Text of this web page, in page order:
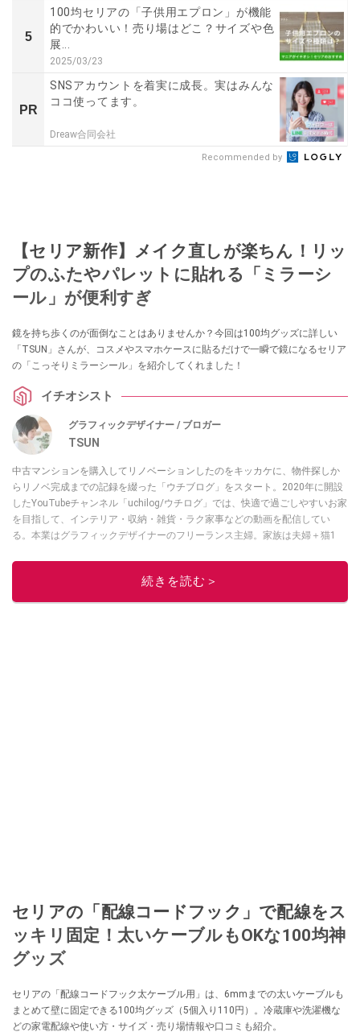
5
100均セリアの「子供用エプロン」が機能
的でかわいい！売り場はどこ？サイズや色
展...
2025/03/23
PR
SNSアカウントを着実に成長。実はみんな
ココ使ってます。
Dreaw合同会社
Recommended by
【セリア新作】メイク直しが楽ちん！リッ
プのふたやパレットに貼れる「ミラーシ
ール」が便利すぎ
鏡を持ち歩くのが面倒なことはありませんか？今回は100均グッズに詳しい
「TSUN」さんが、コスメやスマホケースに貼るだけで一瞬で鏡になるセリア
の「こっそりミラーシール」を紹介してくれました！
イチオシスト
グラフィックデザイナー / ブロガー
TSUN
中古マンションを購入してリノベーションしたのをキッカケに、物件探しか
らリノベ完成までの記録を綴った「ウチブログ」をスタート。2020年に開設
したYouTubeチャンネル「uchilog/ウチログ」では、快適で過ごしやすいお家
を目指して、インテリア・収納・雑貨・ラク家事などの動画を配信してい
る。本業はグラフィックデザイナーのフリーランス主婦。家族は夫婦＋猫1
ノベ人気事例1位
続きを読む＞
セリアの「配線コードフック」で配線をス
ッキリ固定！太いケーブルもOKな100均神
グッズ
セリアの「配線コードフック太ケーブル用」は、6mmまでの太いケーブルも
まとめて壁に固定できる100均グッズ（5個入り110円）。冷蔵庫や洗濯機な
どの家電配線や使い方・サイズ・売り場情報や口コミも紹介。